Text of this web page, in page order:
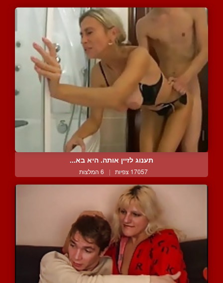
תענוג לזיין אותה. היא בא...
17057 צפיות | 6 המלצות